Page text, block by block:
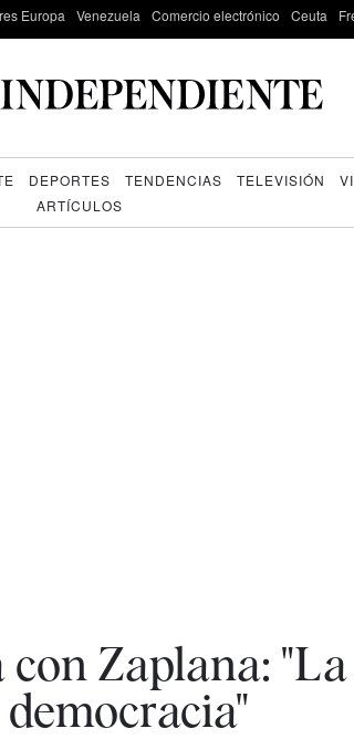
Europa Venezuela Comercio electrónico Ceuta
DEPORTES TENDENCIAS TELEVISIÓN
ARTÍCULOS
con Zaplana: "La